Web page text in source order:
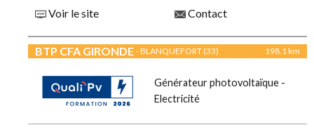
Voir le site Contact
BTP CFA GIRONDE - BLANQUEFORT (33) 198.1 km
Générateur photovoltaïque -
Electricité